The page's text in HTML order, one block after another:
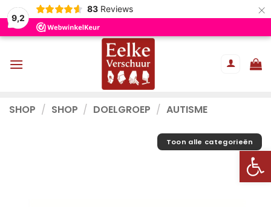
9,2
83 Reviews ×
Ga
naar
inhoud
SHOP / SHOP / DOELGROEP / AUTISME
Toon alle categorieën